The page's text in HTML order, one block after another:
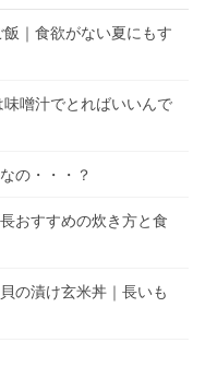
飯｜食欲がない夏にもす
噌汁でとればいいんで
の・・・？
おすすめの炊き方と食
の漬け玄米丼｜長いも